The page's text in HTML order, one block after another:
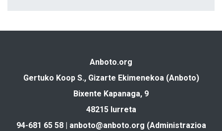
Anboto.org
Gertuko Koop S., Gizarte Ekimenekoa (Anboto)
Bixente Kapanaga, 9
48215 Iurreta
94-681 65 58 | anboto@anboto.org (Administrazioa